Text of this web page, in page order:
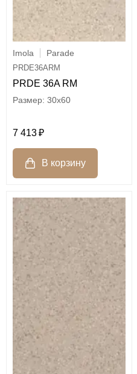
Imola Parade
PRDE36ARM
PRDE 36A RM
30x60
7 413